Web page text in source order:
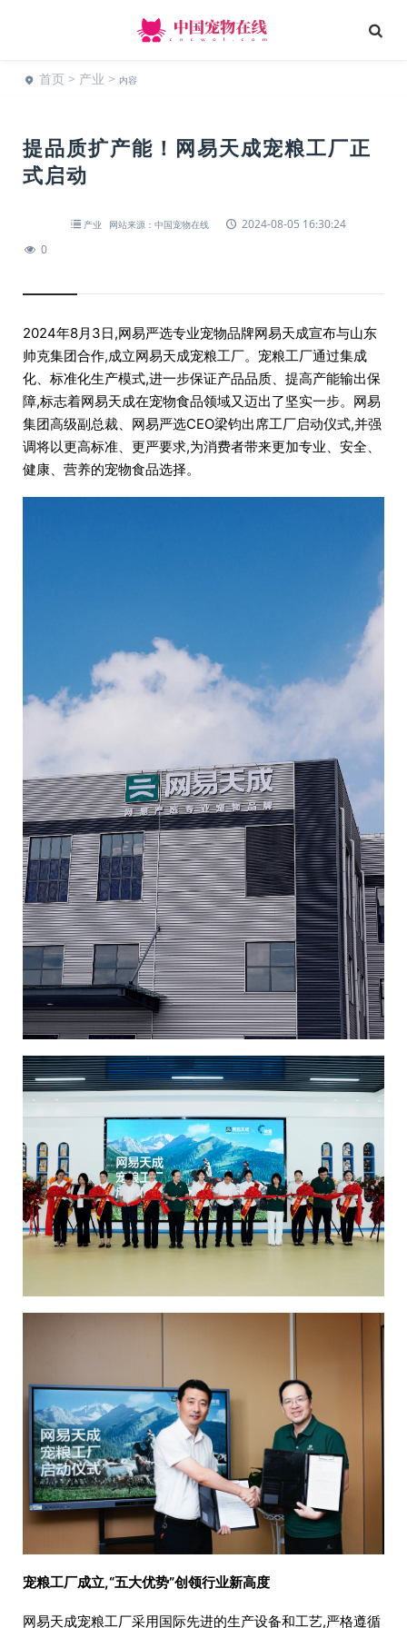
首页 > 产业 > 内容
提品质扩产能！网易天成宠粮工厂正
式启动
产业 网站来源：中国宠物在线
2024-08-05 16:30:24
0
2024年8月3日,网易严选专业宠物品牌网易天成宣布与山东
帅克集团合作,成立网易天成宠粮工厂。宠粮工厂通过集成
化、标准化生产模式,进一步保证产品品质、提高产能输出保
障,标志着网易天成在宠物食品领域又迈出了坚实一步。网易
集团高级副总裁、网易严选CEO梁钧出席工厂启动仪式,并强
调将以更高标准、更严要求,为消费者带来更加专业、安全、
健康、营养的宠物食品选择。
宠粮工厂成立,“五大优势”创领行业新高度
网易天成宠粮工厂采用国际先进的生产设备和工艺,严格遵循